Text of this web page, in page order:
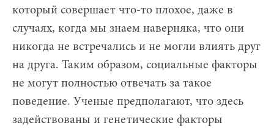
который совершает что-то плохое, даже в
случаях, когда мы знаем наверняка, что они
никогда не встречались и не могли влиять друг
на друга. Таким образом, социальные факторы
не могут полностью отвечать за такое
поведение. Ученые предполагают, что здесь
задействованы и генетические факторы